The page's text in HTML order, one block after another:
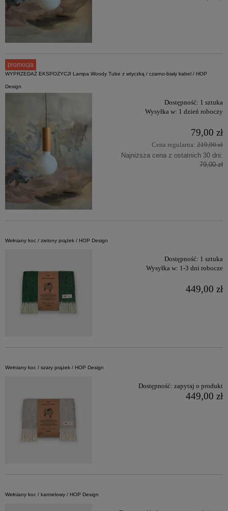
WYPRZEDAŻ EKSPOZYCJI Lampa Woody Tube z wtyczką / czarno-biały kabel / HOP
Design
Dostępność: 1 sztuka
Wysyłka w: 1 dzień roboczy
79,00 zł
Cena regularna: 219,00 zł
Najniższa cena z ostatnich 30 dni:
79,00 zł
promocja
Wełniany koc / zielony prążek / HOP Design
Dostępność: 1 sztuka
Wysyłka w: 1-3 dni robocze
449,00 zł
Wełniany koc / szary prążek / HOP Design
Dostępność: zapytaj o produkt
449,00 zł
Wełniany koc / karmelowy / HOP Design